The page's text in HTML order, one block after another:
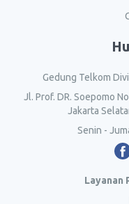
Gedung Telkom
Jl. Prof. DR. Soepomo
Jakarta
Senin -
Layanan